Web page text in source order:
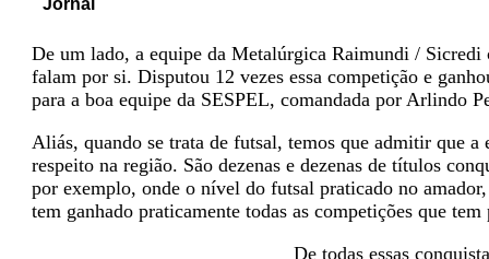
De um lado, a equipe da Metalúrgica Raimundi / Sicredi
falam por si. Disputou 12 vezes essa competição e
para a boa equipe da SESPEL, comandada por Arlindo
Aliás, quando se trata de futsal, temos que admitir que
respeito na região. São dezenas e dezenas de títulos
por exemplo, onde o nível do futsal praticado no
tem ganhado praticamente todas as competições que
De todas essas